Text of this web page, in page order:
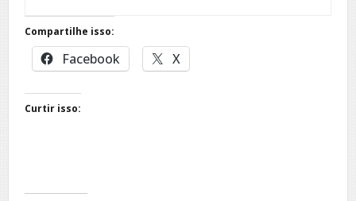
Compartilhe isso:
Facebook X
Curtir isso: